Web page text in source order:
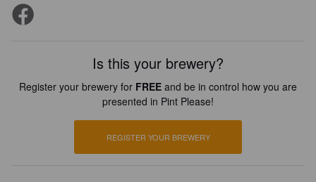
Is this your brewery?
Register your brewery for FREE and be in control how you are
presented in Pint Please!
REGISTER YOUR BREWERY